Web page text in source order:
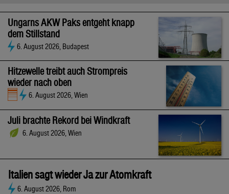
Ungarns AKW Paks entgeht knapp
dem Stillstand
6. August 2026, Budapest
Hitzewelle treibt auch Strompreis
wieder nach oben
6. August 2026, Wien
Juli brachte Rekord bei Windkraft
6. August 2026, Wien
Italien sagt wieder Ja zur Atomkraft
6. August 2026, Rom